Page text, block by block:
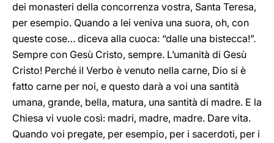
dei monasteri della concorrenza vostra, Santa Teresa,
per esempio. Quando a lei veniva una suora, oh, con
queste cose… diceva alla cuoca: “dalle una bistecca!”.
Sempre con Gesù Cristo, sempre. L’umanità di Gesù
Cristo! Perché il Verbo è venuto nella carne, Dio si è
fatto carne per noi, e questo darà a voi una santità
umana, grande, bella, matura, una santità di madre. E la
Chiesa vi vuole così: madri, madre, madre. Dare vita.
Quando voi pregate, per esempio, per i sacerdoti, per i